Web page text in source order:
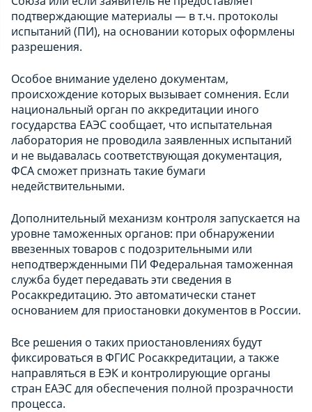
подтверждающие материалы — в т.ч. протоколы
испытаний (ПИ), на основании которых оформлены
разрешения.
Особое внимание уделено документам,
происхождение которых вызывает сомнения. Если
национальный орган по аккредитации иного
государства ЕАЭС сообщает, что испытательная
лаборатория не проводила заявленных испытаний
и не выдавалась соответствующая документация,
ФСА сможет признать такие бумаги
недействительными.
Дополнительный механизм контроля запускается на
уровне таможенных органов: при обнаружении
ввезенных товаров с подозрительными или
неподтвержденными ПИ Федеральная таможенная
служба будет передавать эти сведения в
Росаккредитацию. Это автоматически станет
основанием для приостановки документов в России.
Все решения о таких приостановлениях будут
фиксироваться в ФГИС Росаккредитации, а также
направляться в ЕЭК и контролирующие органы
стран ЕАЭС для обеспечения полной прозрачности
процесса.